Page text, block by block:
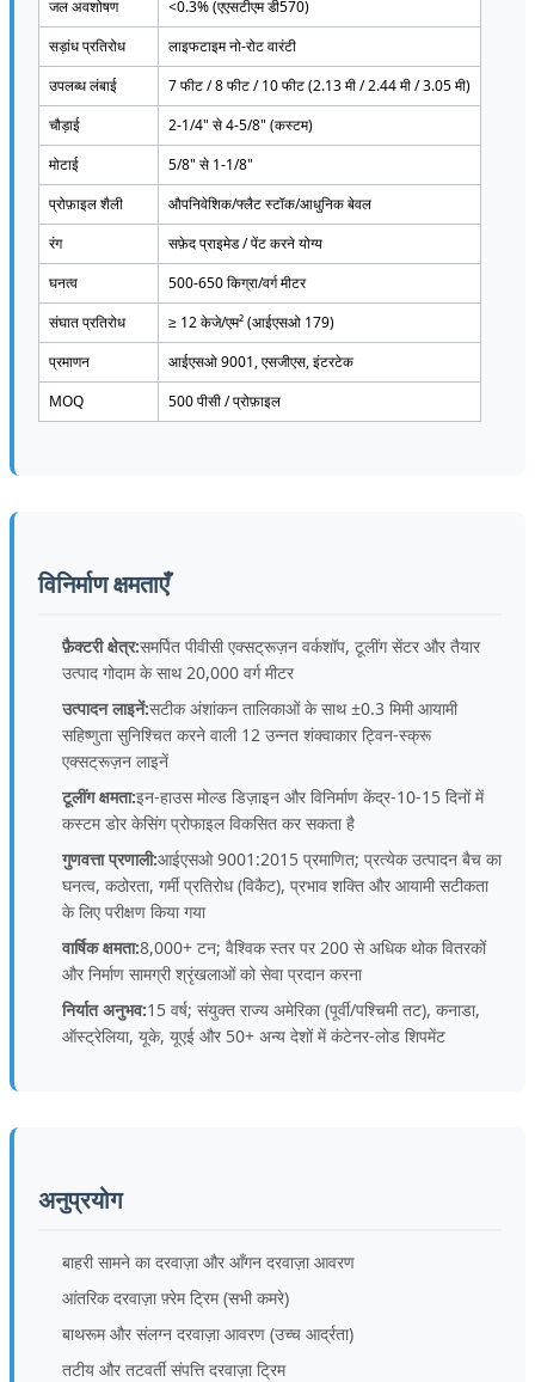
जल अवशोषण
<0.3% (एएसटीएम डी570)
सड़ांध प्रतिरोध
लाइफटाइम नो-रोट वारंटी
उपलब्ध लंबाई
7 फीट / 8 फीट / 10 फीट (2.13 मी / 2.44 मी / 3.05 मी)
चौड़ाई
2-1/4" से 4-5/8" (कस्टम)
मोटाई
5/8" से 1-1/8"
प्रोफ़ाइल शैली
औपनिवेशिक/फ्लैट स्टॉक/आधुनिक बेवल
रंग
सफ़ेद प्राइमेड / पेंट करने योग्य
घनत्व
500-650 किग्रा/वर्ग मीटर
संघात प्रतिरोध
≥ 12 केजे/एम² (आईएसओ 179)
प्रमाणन
आईएसओ 9001, एसजीएस, इंटरटेक
MOQ
500 पीसी / प्रोफ़ाइल
विनिर्माण क्षमताएँ
फ़ैक्टरी क्षेत्र:समर्पित पीवीसी एक्सट्रूज़न वर्कशॉप, टूलींग सेंटर और तैयार
उत्पाद गोदाम के साथ 20,000 वर्ग मीटर
उत्पादन लाइनें:सटीक अंशांकन तालिकाओं के साथ ±0.3 मिमी आयामी
सहिष्णुता सुनिश्चित करने वाली 12 उन्नत शंक्वाकार ट्विन-स्क्रू
एक्सट्रूज़न लाइनें
टूलींग क्षमता:इन-हाउस मोल्ड डिज़ाइन और विनिर्माण केंद्र-10-15 दिनों में
कस्टम डोर केसिंग प्रोफाइल विकसित कर सकता है
गुणवत्ता प्रणाली:आईएसओ 9001:2015 प्रमाणित; प्रत्येक उत्पादन बैच का
घनत्व, कठोरता, गर्मी प्रतिरोध (विकैट), प्रभाव शक्ति और आयामी सटीकता
के लिए परीक्षण किया गया
वार्षिक क्षमता:8,000+ टन; वैश्विक स्तर पर 200 से अधिक थोक वितरकों
और निर्माण सामग्री श्रृंखलाओं को सेवा प्रदान करना
निर्यात अनुभव:15 वर्ष; संयुक्त राज्य अमेरिका (पूर्वी/पश्चिमी तट), कनाडा,
ऑस्ट्रेलिया, यूके, यूएई और 50+ अन्य देशों में कंटेनर-लोड शिपमेंट
अनुप्रयोग
बाहरी सामने का दरवाज़ा और आँगन दरवाज़ा आवरण
आंतरिक दरवाज़ा फ़्रेम ट्रिम (सभी कमरे)
बाथरूम और संलग्न दरवाज़ा आवरण (उच्च आर्द्रता)
तटीय और तटवर्ती संपत्ति दरवाज़ा ट्रिम